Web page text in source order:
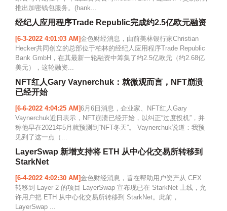
推出加密钱包服务。(hank...
经纪人应用程序Trade Republic完成约2.5亿欧元融资
[6-3-2022 4:01:03 AM]金色财经消息，由前美林银行家Christian
Hecker共同创立的总部位于柏林的经纪人应用程序Trade Republic
Bank GmbH，在其最新一轮融资中筹集了约2.5亿欧元（约2.68亿
美元），这轮融资...
NFT红人Gary Vaynerchuk：就微观而言，NFT崩溃
已经开始
[6-6-2022 4:04:25 AM]6月6日消息，企业家、NFT红人Gary
Vaynerchuk近日表示，NFT崩溃已经开始，以纠正“过度投机”，并
称他早在2021年5月就预测到“NFT冬天”。 Vaynerchuk说道：我预
见到了这一点（...
LayerSwap 新增支持将 ETH 从中心化交易所转移到
StarkNet
[6-4-2022 4:02:30 AM]金色财经消息，旨在帮助用户资产从 CEX
转移到 Layer 2 的项目 LayerSwap 宣布现已在 StarkNet 上线，允
许用户把 ETH 从中心化交易所转移到 StarkNet。此前，
LayerSwap ...